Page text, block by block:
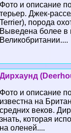
Фото и описание
терьер. Джек-
Terrier), порода
Выведена более в
Великобритании....
Дирхаунд
Фото и описание
известна на
средних веков.
знать, которая
на оленей....